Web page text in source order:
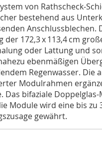
von Rathscheck-
bestehend aus
Anschlussblechen.
172,3 x 113,4 cm
oder Lattung und
ebenmäßigen
Regenwasser. Die
Modulrahmen
bifaziale
Module wird eine bis
gewährt.